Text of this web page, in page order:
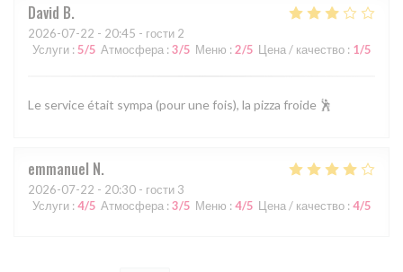
David B
2026-07-22 - 20:45 - гости 2
Услуги : 5/5 Атмосфера : 3/5 Меню : 2/5 Цена / качество : 1/5
Le service était sympa (pour une fois), la pizza froide 🕺
emmanuel N
2026-07-22 - 20:30 - гости 3
Услуги : 4/5 Атмосфера : 3/5 Меню : 4/5 Цена / качество : 4/5